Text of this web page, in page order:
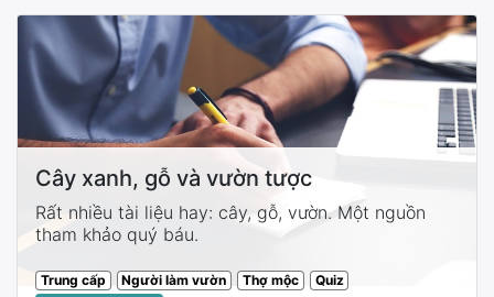
Cây xanh, gỗ và vườn tược
Rất nhiều tài liệu hay: cây, gỗ, vườn. Một nguồn
tham khảo quý báu.
Trung cấp Người làm vườn Thợ mộc
Quiz